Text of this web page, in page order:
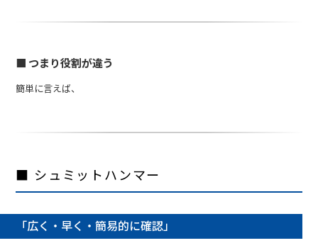
■ つまり役割が違う
簡単に言えば、
■ シュミットハンマー
「広く・早く・簡易的に確認」